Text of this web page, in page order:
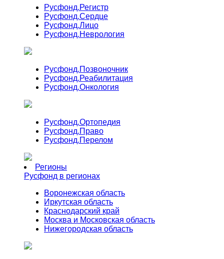
Русфонд.Регистр
Русфонд.Сердце
Русфонд.Лицо
Русфонд.Неврология
Русфонд.Позвоночник
Русфонд.Реабилитация
Русфонд.Онкология
Русфонд.Ортопедия
Русфонд.Право
Русфонд.Перелом
Регионы
Русфонд в регионах
Воронежская область
Иркутская область
Краснодарский край
Москва и Московская область
Нижегородская область